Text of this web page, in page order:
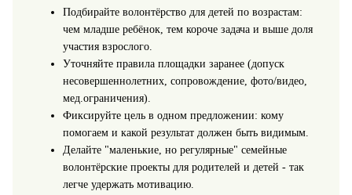
Подбирайте волонтёрство для детей по возрастам:
чем младше ребёнок, тем короче задача и выше доля
участия взрослого.
Уточняйте правила площадки заранее (допуск
несовершеннолетних, сопровождение, фото/видео,
мед.ограничения).
Фиксируйте цель в одном предложении: кому
помогаем и какой результат должен быть видимым.
Делайте "маленькие, но регулярные" семейные
волонтёрские проекты для родителей и детей - так
легче удержать мотивацию.